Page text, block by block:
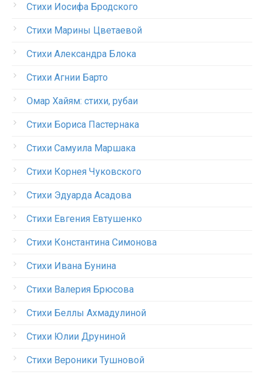
Стихи Иосифа Бродского
Стихи Марины Цветаевой
Стихи Александра Блока
Стихи Агнии Барто
Омар Хайям: стихи, рубаи
Стихи Бориса Пастернака
Стихи Самуила Маршака
Стихи Корнея Чуковского
Стихи Эдуарда Асадова
Стихи Евгения Евтушенко
Стихи Константина Симонова
Стихи Ивана Бунина
Стихи Валерия Брюсова
Стихи Беллы Ахмадулиной
Стихи Юлии Друниной
Стихи Вероники Тушновой